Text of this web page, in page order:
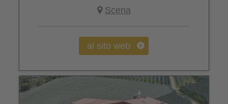
Scena
al sito web